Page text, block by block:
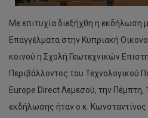
Με επιτυχία διεξήχθη η εκδήλωση
Επαγγέλματα στην Κυπριακή
κοινού η Σχολή Γεωτεχνικών
Περιβάλλοντος του Τεχνολογικού
Europe Direct Λεμεσού, την Πέμπτη,
εκδήλωσης ήταν ο κ.